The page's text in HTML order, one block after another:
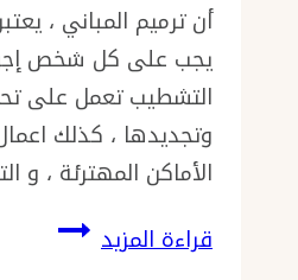
بجده
أن ترميم المباني ،
يجب على كل شخص
التشطيب تعمل على
وتجديدها ، كذلك
الأماكن المهترئة ، و
قراءة المزيد مقاول